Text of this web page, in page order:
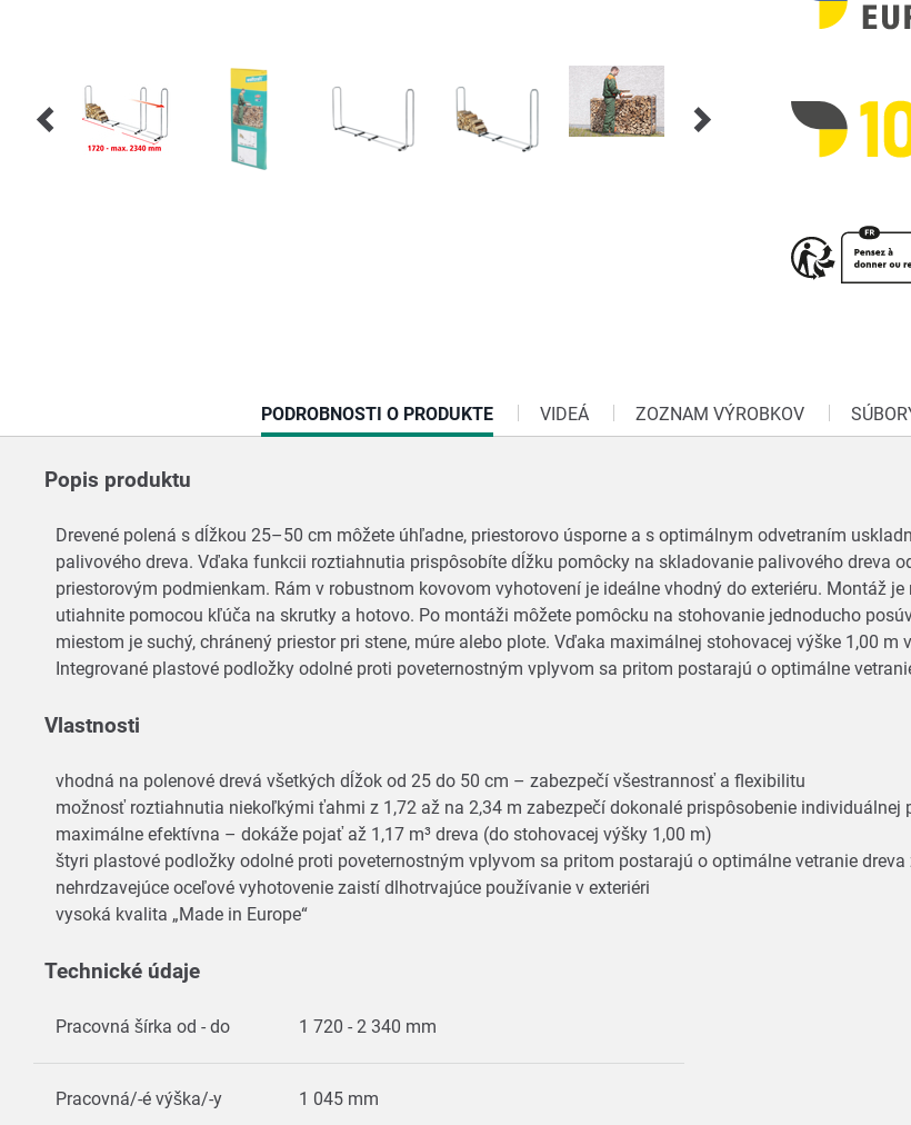
CURRENT
TAB:
PODROBNOSTI O PRODUKTE VIDEÁ ZOZNAM VÝROBKOV
Popis produktu
Drevené polená s dĺžkou 25–50 cm môžete úhľadne, priestorovo úsporne a s optimálnym odvetraním
palivového dreva. Vďaka funkcii roztiahnutia prispôsobíte dĺžku pomôcky na skladovanie palivového dreva
priestorovým podmienkam. Rám v robustnom kovovom vyhotovení je ideálne vhodný do exteriéru. Montáž
utiahnite pomocou kľúča na skrutky a hotovo. Po montáži môžete pomôcku na stohovanie jednoducho
miestom je suchý, chránený priestor pri stene, múre alebo plote. Vďaka maximálnej stohovacej výške 1,00 m
Integrované plastové podložky odolné proti poveternostným vplyvom sa pritom postarajú o optimálne
Vlastnosti
vhodná na polenové drevá všetkých dĺžok od 25 do 50 cm – zabezpečí všestrannosť a flexibilitu
možnosť roztiahnutia niekoľkými ťahmi z 1,72 až na 2,34 m zabezpečí dokonalé prispôsobenie individuálnej
maximálne efektívna – dokáže pojať až 1,17 m³ dreva (do stohovacej výšky 1,00 m)
štyri plastové podložky odolné proti poveternostným vplyvom sa pritom postarajú o optimálne vetranie dreva
nehrdzavejúce oceľové vyhotovenie zaistí dlhotrvajúce používanie v exteriéri
vysoká kvalita „Made in Europe“
Technické údaje
Pracovná šírka od - do 1 720 - 2 340 mm
Pracovná/-é výška/-y 1 045 mm